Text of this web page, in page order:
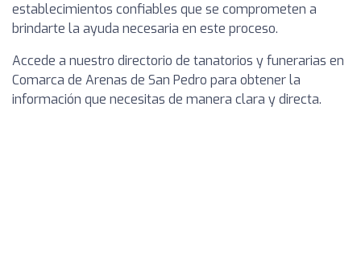
establecimientos confiables que se comprometen a
brindarte la ayuda necesaria en este proceso.
Accede a nuestro directorio de tanatorios y funerarias en
Comarca de Arenas de San Pedro para obtener la
información que necesitas de manera clara y directa.